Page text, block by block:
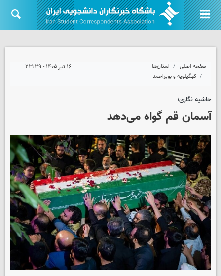
صفحه اصلی
استان‌ها
کهگیلویه و بویراحمد
۱۶ تیر ۱۴۰۵ - ۲۳:۳۹
حاشیه نگاری؛
آسمان قم گواه می‌دهد